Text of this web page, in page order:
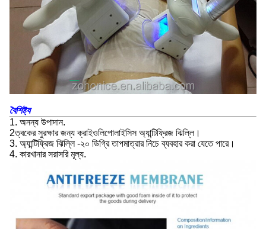
বৈশিষ্ট্য
1. অনন্য উপাদান.
2ত্বকের সুরক্ষার জন্য ক্রাইওলিপোলাইসিস অ্যান্টিফ্রিজ ঝিল্লি।
3. অ্যান্টিফ্রিজ ঝিল্লি -২০ ডিগ্রি তাপমাত্রার নিচে ব্যবহার করা যেতে পারে।
4. কারখানার সরাসরি মূল্য.